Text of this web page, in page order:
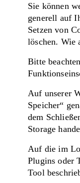
Sie können
generell auf
Setzen von
löschen.
Bitte
Auf unserer
Speicher“
dem
Storage
Auf die im
Plugins oder
Tool